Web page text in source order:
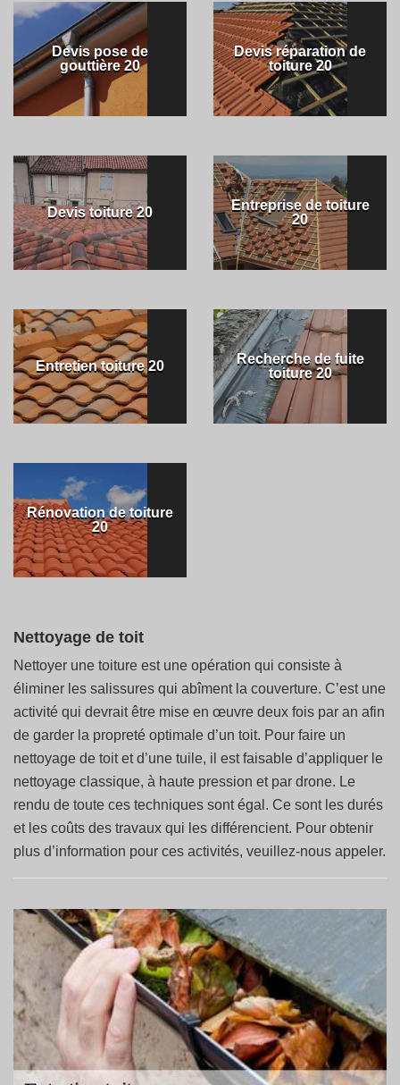
Devis pose de
gouttière 20
Devis réparation de
toiture 20
Devis toiture 20
Entreprise de toiture
20
Entretien toiture 20
Recherche de fuite
toiture 20
Rénovation de toiture
20
Nettoyage de toit
Nettoyer une toiture est une opération qui consiste à
éliminer les salissures qui abîment la couverture. C’est une
activité qui devrait être mise en œuvre deux fois par an afin
de garder la propreté optimale d’un toit. Pour faire un
nettoyage de toit et d’une tuile, il est faisable d’appliquer le
nettoyage classique, à haute pression et par drone. Le
rendu de toute ces techniques sont égal. Ce sont les durés
et les coûts des travaux qui les différencient. Pour obtenir
plus d’information pour ces activités, veuillez-nous appeler.